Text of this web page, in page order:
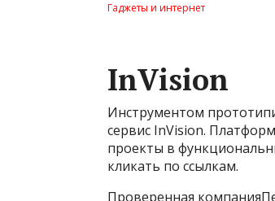
Гаджеты и интернет
InVision
Инструментом
сервис InVision.
проекты в
кликать по ссылкам.
Проверенная